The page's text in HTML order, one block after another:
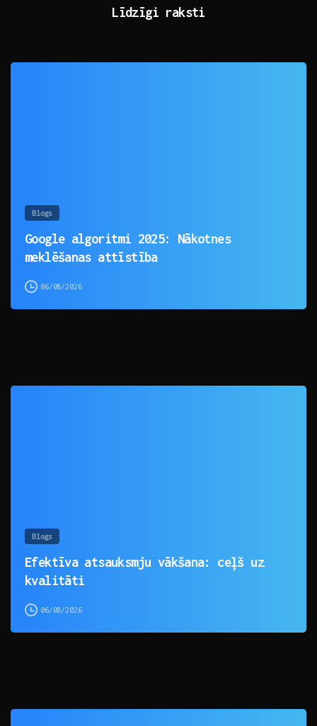
Līdzīgi raksti
Blogs
Google algoritmi 2025: Nākotnes
meklēšanas attīstība
06/08/2026
Blogs
Efektīva atsauksmju vākšana: ceļš uz
kvalitāti
06/08/2026